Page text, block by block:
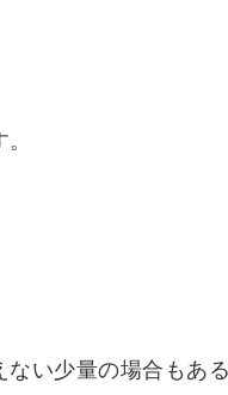
立ち情報
い少量の場合もあ